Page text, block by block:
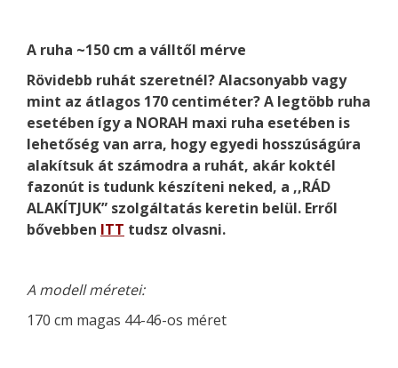
A ruha ~150 cm a válltől mérve
Rövidebb ruhát szeretnél? Alacsonyabb vagy
mint az átlagos 170 centiméter? A legtöbb ruha
esetében így a NORAH maxi ruha esetében is
lehetőség van arra, hogy egyedi hosszúságúra
alakítsuk át számodra a ruhát, akár koktél
fazonút is tudunk készíteni neked, a ,,RÁD
ALAKÍTJUK” szolgáltatás keretin belül. Erről
bővebben ITT tudsz olvasni.
A modell méretei:
170 cm magas 44-46-os méret